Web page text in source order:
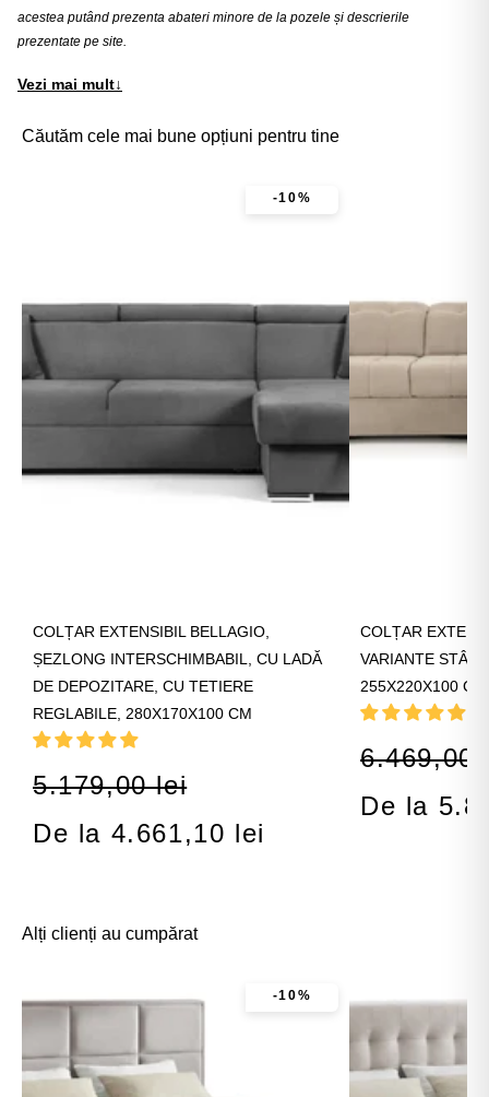
acestea putând prezenta abateri minore de la pozele și descrierile
prezentate pe site.
Vezi mai mult↓
Căutăm cele mai bune opțiuni pentru tine
-10%
COLȚAR EXTENSIBIL BELLAGIO,
ȘEZLONG INTERSCHIMBABIL, CU LADĂ
DE DEPOZITARE, CU TETIERE
REGLABILE, 280X170X100 CM
5.179,00 lei
De la 4.661,10 lei
COLȚAR
VARIANTE
255X220X100 CM
6.469,00
De la
Alți clienți au cumpărat
-10%